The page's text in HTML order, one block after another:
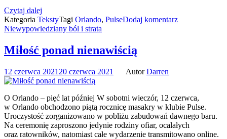
Czytaj dalej
Kategoria TekstyTagi Orlando, PulseDodaj komentarz
Niewypowiedziany ból i strata
Miłość ponad nienawiścią
12 czerwca 2021 20 czerwca 2021 AutorDarren
O Orlando – pięć lat później W sobotni wieczór, 12 czerwca,
w Orlando obchodzono piątą rocznicę masakry w klubie Pulse.
Uroczystość zorganizowano w pobliżu zabudowań dawnego baru.
Na ceremonię zaproszono jedynie rodziny ofiar, ocalałych
oraz ratowników, natomiast całe wydarzenie transmitowano online.